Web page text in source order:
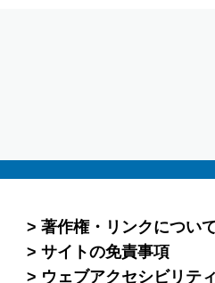
著作権・リンクについ
サイトの免責事項
ウェブアクセシビリテ